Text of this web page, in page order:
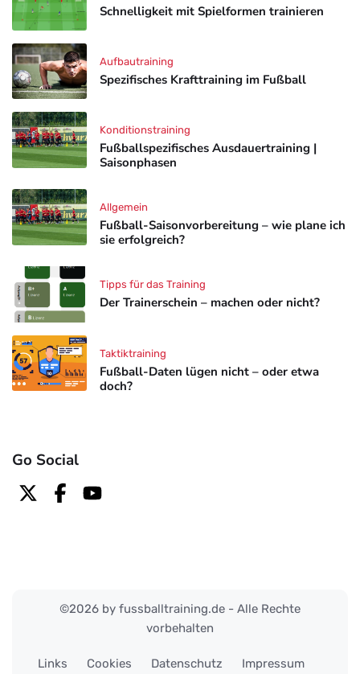
Schnelligkeit mit Spielformen trainieren
Spezifisches Krafttraining im Fußball
Aufbautraining
Fußballspezifisches Ausdauertraining |
Saisonphasen
Konditionstraining
Fußball-Saisonvorbereitung – wie plane ich
sie erfolgreich?
Allgemein
Der Trainerschein – machen oder nicht?
Tipps für das Training
Fußball-Daten lügen nicht – oder etwa
doch?
Taktiktraining
Go Social
©2026 by fussballtraining.de - Alle Rechte
vorbehalten
Links Cookies Datenschutz Impressum